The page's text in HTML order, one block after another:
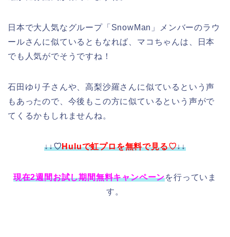
日本で大人気なグループ「SnowMan」メンバーのラウ
ールさんに似ているともなれば、マコちゃんは、日本
でも人気がでそうですね！
石田ゆり子さんや、高梨沙羅さんに似ているという声
もあったので、今後もこの方に似ているという声がで
てくるかもしれませんね。
↓↓♡Huluで虹プロを無料で見る♡↓↓
現在2週間お試し期間無料キャンペーンを行っていま
す。